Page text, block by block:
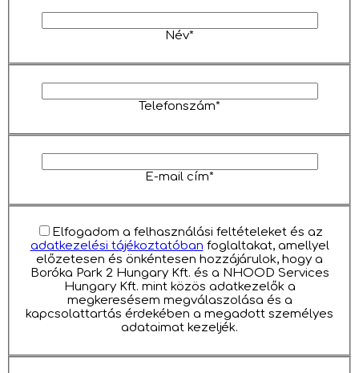
Név*
Telefonszám*
E-mail cím*
Elfogadom a felhasználási feltételeket és az
adatkezelési tájékoztatóban foglaltakat, amellyel
előzetesen és önkéntesen hozzájárulok, hogy a
Boróka Park 2 Hungary Kft. és a NHOOD Services
Hungary Kft. mint közös adatkezelők a
megkeresésem megválaszolása és a
kapcsolattartás érdekében a megadott személyes
adataimat kezeljék.